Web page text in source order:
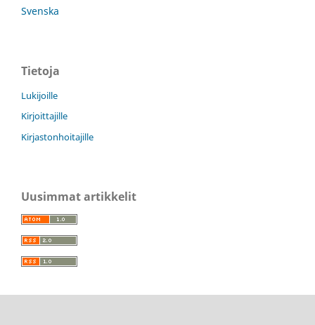
Svenska
Tietoja
Lukijoille
Kirjoittajille
Kirjastonhoitajille
Uusimmat artikkelit